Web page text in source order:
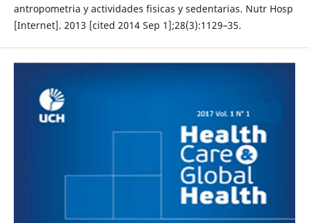
antropometria y actividades fisicas y sedentarias. Nutr Hosp
[Internet]. 2013 [cited 2014 Sep 1];28(3):1129–35.